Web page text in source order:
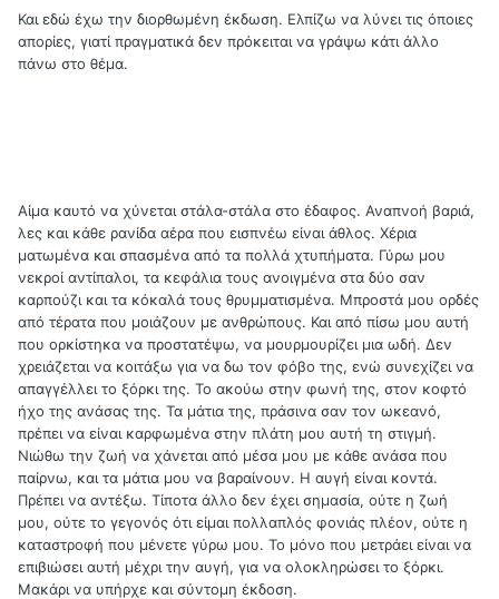
Και εδώ έχω την διορθωμένη έκδωση. Ελπίζω να λύνει τις όποιες
απορίες, γιατί πραγματικά δεν πρόκειται να γράψω κάτι άλλο
πάνω στο θέμα.
Αίμα καυτό να χύνεται στάλα-στάλα στο έδαφος. Αναπνοή βαριά,
λες και κάθε ρανίδα αέρα που εισπνέω είναι άθλος. Χέρια
ματωμένα και σπασμένα από τα πολλά χτυπήματα. Γύρω μου
νεκροί αντίπαλοι, τα κεφάλια τους ανοιγμένα στα δύο σαν
καρπούζι και τα κόκαλά τους θρυμματισμένα. Μπροστά μου ορδές
από τέρατα που μοιάζουν με ανθρώπους. Και από πίσω μου αυτή
που ορκίστηκα να προστατέψω, να μουρμουρίζει μια ωδή. Δεν
χρειάζεται να κοιτάξω για να δω τον φόβο της, ενώ συνεχίζει να
απαγγέλλει το ξόρκι της. Το ακούω στην φωνή της, στον κοφτό
ήχο της ανάσας της. Τα μάτια της, πράσινα σαν τον ωκεανό,
πρέπει να είναι καρφωμένα στην πλάτη μου αυτή τη στιγμή.
Νιώθω την ζωή να χάνεται από μέσα μου με κάθε ανάσα που
παίρνω, και τα μάτια μου να βαραίνουν. Η αυγή είναι κοντά.
Πρέπει να αντέξω. Τίποτα άλλο δεν έχει σημασία, ούτε η ζωή
μου, ούτε το γεγονός ότι είμαι πολλαπλός φονιάς πλέον, ούτε η
καταστροφή που μένετε γύρω μου. Το μόνο που μετράει είναι να
επιβιώσει αυτή μέχρι την αυγή, για να ολοκληρώσει το ξόρκι.
Μακάρι να υπήρχε και σύντομη έκδοση.